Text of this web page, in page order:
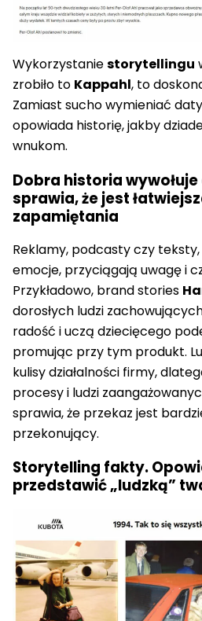
Wykorzystaniestorytellingu
zrobiło to Kappahl, to
Zamiast sucho wymieniać
opowiada historię, jakby
wnukom.
Dobra historia
sprawia, że jest
zapamiętania
Reklamy, podcasty czy
emocje, przyciągają uwagę i
Przykładowo, brand stories
dorosłych ludzi
radość i uczą dziecięcego
promując przy tym produkt.
kulisy działalności firmy,
procesy i ludzi
sprawia, że przekaz jest
przekonujący.
Storytelling fakty.
przedstawić „ludzką”